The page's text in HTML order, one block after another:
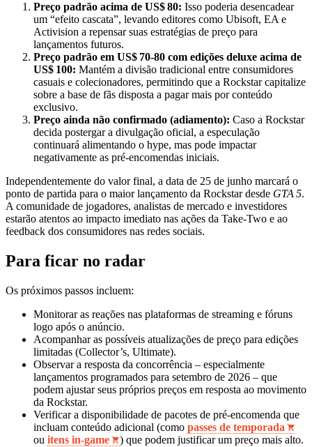
Preço padrão acima de US$ 80: Isso poderia desencadear
um “efeito cascata”, levando editores como Ubisoft, EA e
Activision a repensar suas estratégias de preço para
lançamentos futuros.
Preço padrão em US$ 70‑80 com edições deluxe acima de
US$ 100: Mantém a divisão tradicional entre consumidores
casuais e colecionadores, permitindo que a Rockstar capitalize
sobre a base de fãs disposta a pagar mais por conteúdo
exclusivo.
Preço ainda não confirmado (adiamento): Caso a Rockstar
decida postergar a divulgação oficial, a especulação
continuará alimentando o hype, mas pode impactar
negativamente as pré‑encomendas iniciais.
Independentemente do valor final, a data de 25 de junho marcará o
ponto de partida para o maior lançamento da Rockstar desde GTA 5.
A comunidade de jogadores, analistas de mercado e investidores
estarão atentos ao impacto imediato nas ações da Take‑Two e ao
feedback dos consumidores nas redes sociais.
Para ficar no radar
Os próximos passos incluem:
Monitorar as reações nas plataformas de streaming e fóruns
logo após o anúncio.
Acompanhar as possíveis atualizações de preço para edições
limitadas (Collector’s, Ultimate).
Observar a resposta da concorrência – especialmente
lançamentos programados para setembro de 2026 – que
podem ajustar seus próprios preços em resposta ao movimento
da Rockstar.
Verificar a disponibilidade de pacotes de pré‑encomenda que
incluam conteúdo adicional (como passes de temporada
ou itens in‑game
) que podem justificar um preço mais alto.